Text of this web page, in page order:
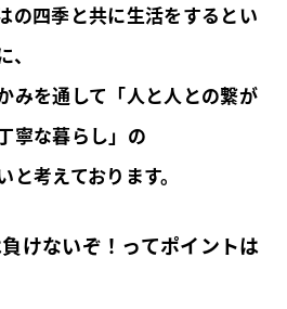
の四季と共に生活をするとい
みを通して「人と人との繋が
寧な暮らし」の
と考えております。
けないぞ！ってポイントは